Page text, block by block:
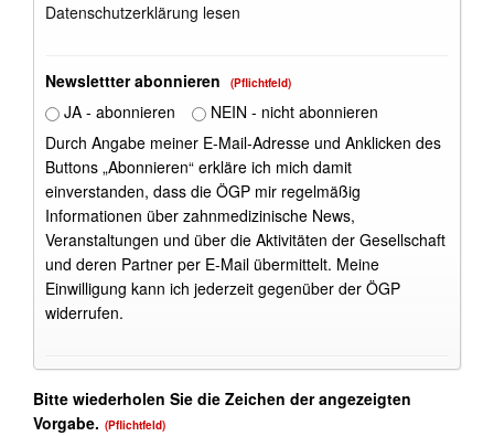
Datenschutzerklärung lesen
Newslettter abonnieren (Pflichtfeld)
JA - abonnieren
NEIN - nicht abonnieren
Durch Angabe meiner E-Mail-Adresse und Anklicken des
Buttons „Abonnieren“ erkläre ich mich damit
einverstanden, dass die ÖGP mir regelmäßig
Informationen über zahnmedizinische News,
Veranstaltungen und über die Aktivitäten der Gesellschaft
und deren Partner per E-Mail übermittelt. Meine
Einwilligung kann ich jederzeit gegenüber der ÖGP
widerrufen.
Bitte wiederholen Sie die Zeichen der angezeigten
Vorgabe. (Pflichtfeld)